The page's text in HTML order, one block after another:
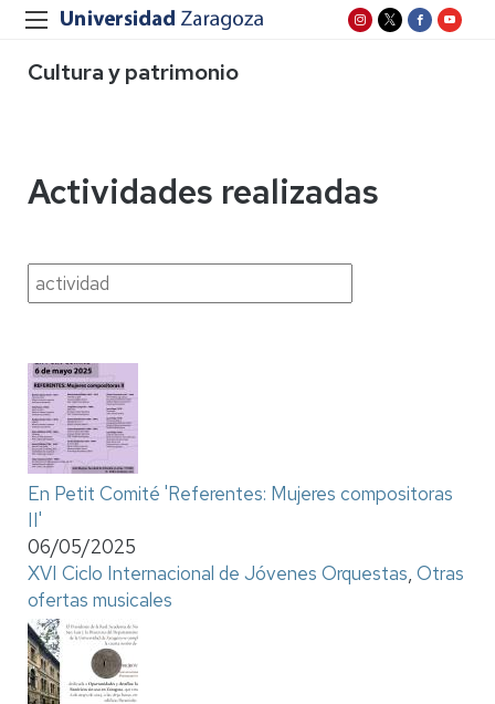
Cultura y patrimonio
Actividades realizadas
En Petit Comité 'Referentes: Mujeres compositoras
II'
06/05/2025
XVI Ciclo Internacional de Jóvenes Orquestas, Otras
ofertas musicales